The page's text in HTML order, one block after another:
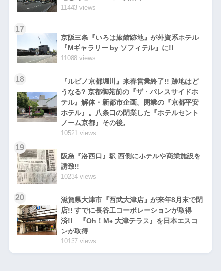
11443 views
17
京阪三条『いろは旅館跡地』が外資系ホテル
『Mギャラリー by ソフィテル』に!!
11088 views
18
『ルビノ京都堀川』来春営業終了!! 跡地はど
うなる? 京都御苑前の『ザ・パレスサイドホ
テル』解体・新都市企画。閉業の『京都平安
ホテル』。八条口の閉業した『ホテルセント
ノーム京都』その後。
10521 views
19
阪急『洛西口』駅 西側にホテルや商業施設を
誘致!!
10234 views
20
滋賀県大津市『西武大津店』が来年8月末で閉
店!! すでに長谷工コーポレーションが取得
済!! 『Oh！Me 大津テラス』を日本エスコ
ンが取得
10137 views